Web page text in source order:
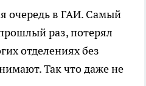
очередь в ГАИ. Самый
раз, потерял
отделениях без
Так что даже не